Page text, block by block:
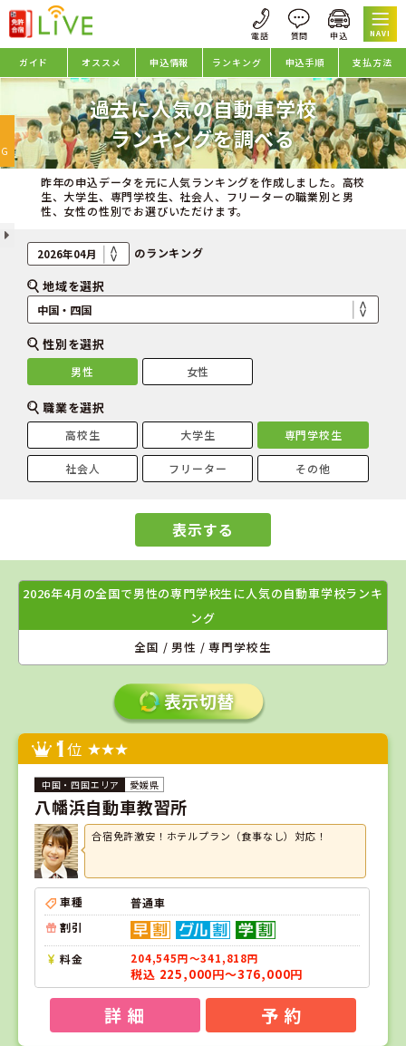
NAVI
ガイド オススメ 申込情報 ランキング 申込手順 支払方法
過去に人気の自動車学校
ランキングを調べる
昨年の申込データを元に人気ランキングを作成しました。高校
生、大学生、専門学校生、社会人、フリーターの職業別と男
性、女性の性別でお選びいただけます。
のランキング
地域を選択
性別を選択
男性 女性
職業を選択
高校生 大学生 専門学校生
社会人 フリーター その他
表示する
2026年4月の全国で男性の専門学校生に人気の自動車学校ランキ
ング
全国 / 男性 / 専門学校生
1位
愛媛県
八幡浜自動車教習所
合宿免許激安！ホテルプラン（食事なし）対応！
車種
普通車
割引
料金 204,545円～341,818円
税込 225,000円～376,000円
詳 細 予 約